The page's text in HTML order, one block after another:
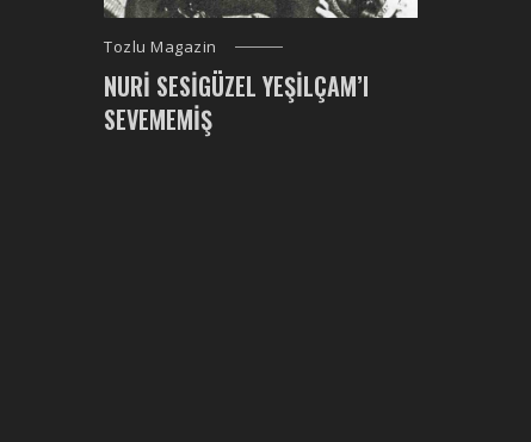
Tozlu Magazin
NURI SESIGÜZEL YEŞILÇAM’I
SEVEMEMIŞ